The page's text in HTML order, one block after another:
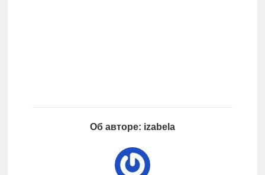
Об авторе: izabela